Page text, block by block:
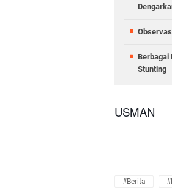
Berbagai
Stunting
USMAN
#Berita